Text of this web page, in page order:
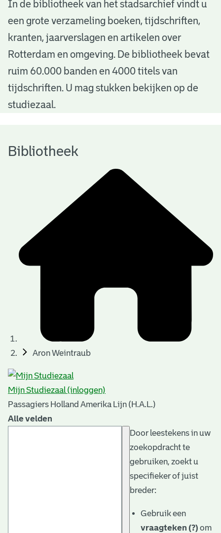
B
b
o
h
In de bibliotheek van het stadsarchief vindt u
een grote verzameling boeken, tijdschriften,
kranten, jaarverslagen en artikelen over
Rotterdam en omgeving. De bibliotheek bevat
ruim 60.000 banden en 4000 titels van
tijdschriften. U mag stukken bekijken op de
studiezaal.
Bibliotheek
Aron Weintraub
Mijn Studiezaal (inloggen)
Passagiers Holland Amerika Lijn (H.A.L.)
Alle velden
Door leestekens in uw
zoekopdracht te
gebruiken, zoekt u
specifieker of juist
breder:
Gebruik een
vraagteken (?) om